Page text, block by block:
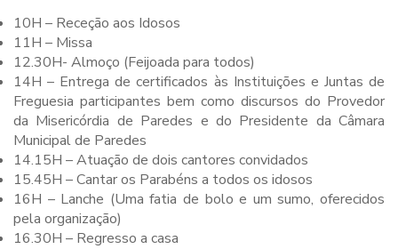
10H – Receção aos Idosos
11H – Missa
12.30H- Almoço (Feijoada para todos)
14H – Entrega de certificados às Instituições e Juntas de
Freguesia participantes bem como discursos do Provedor
da Misericórdia de Paredes e do Presidente da Câmara
Municipal de Paredes
14.15H – Atuação de dois cantores convidados
15.45H – Cantar os Parabéns a todos os idosos
16H – Lanche (Uma fatia de bolo e um sumo, oferecidos
pela organização)
16.30H – Regresso a casa